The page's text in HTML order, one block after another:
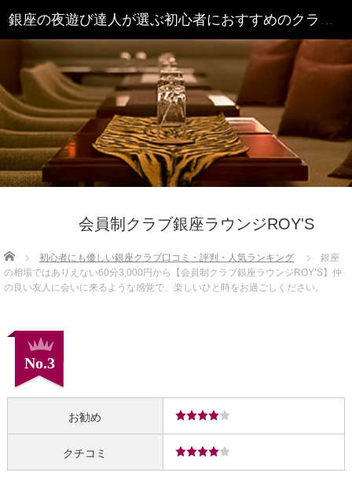
銀座の夜遊び達人が選ぶ初心者におすすめのクラブ16選 - 銀座クラブ.COM
会員制クラブ銀座ラウンジROY'S
Home 初心者にも優しい銀座クラブ口コミ・評判・人気ランキング
銀座
の相場ではありえない60分3,000円から【会員制クラブ銀座ラウンジROY’S】仲
の良い友人に会いに来るような感覚で、楽しいひと時をお過ごしください。
No.3
お勧め
クチコミ